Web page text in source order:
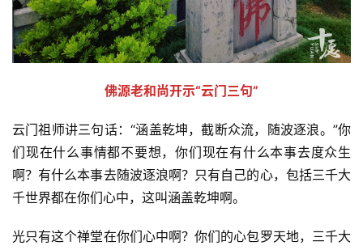
佛源老和尚开示“云门三句”
云门祖师讲三句话：“涵盖乾坤，截断众流，随波逐浪。”你
们现在什么事情都不要想，你们现在有什么本事去度众生
啊？有什么本事去随波逐浪啊？只有自己的心，包括三千大
千世界都在你们心中，这叫涵盖乾坤啊。
光只有这个禅堂在你们心中啊？你们的心包罗天地，三千大